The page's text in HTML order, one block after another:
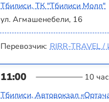
Тбилиси, ТК "Тбилиси Молл"
ул. Агмашенебели, 16
Перевозчик: RIRR-TRAVEL
11:00 10
Тбилиси, Автовокзал